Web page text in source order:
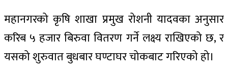
महानगरको कृषि शाखा प्रमुख रोशनी यादवका अनुसार
करिब ५ हजार बिरुवा वितरण गर्ने लक्ष्य राखिएको छ, र
यसको शुरुवात बुधबार घण्टाघर चोकबाट गरिएको हो।